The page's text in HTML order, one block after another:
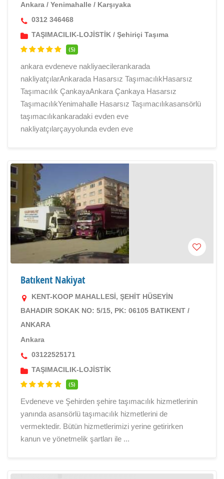
Ankara / Yenimahalle / Karşıyaka
0312 346468
TAŞIMACILIK-LOJİSTİK / Şehiriçi Taşıma
(5)
ankara evdeneve nakliyaecilerankarada
nakliyatçılarAnkarada Hasarsız TaşımacılıkHasarsız
Taşımacılık ÇankayaAnkara Çankaya Hasarsız
TaşımacılıkYenimahalle Hasarsız Taşımacılıkasansörlü
taşımacılıkankaradaki evden eve
nakliyatçılarçayyolunda evden eve
Batıkent Nakiyat
KENT-KOOP MAHALLESİ, ŞEHİT HÜSEYİN
BAHADIR SOKAK NO: 5/15, PK: 06105 BATIKENT /
ANKARA
Ankara
03122525171
TAŞIMACILIK-LOJİSTİK
(5)
Evdeneve ve Şehirden şehire taşımacılık hizmetlerinin
yanında asansörlü taşımacılık hizmetlerini de
vermektedir. Bütün hizmetlerimizi yerine getirirken
kanun ve yönetmelik şartları ile ...